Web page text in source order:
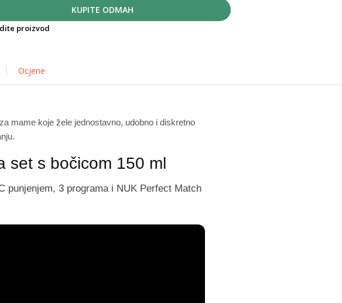
KUPITE ODMAH
proizvod
Ocjene
mame koje žele jednostavno, udobno i diskretno
set s bočicom 150 ml
punjenjem, 3 programa i NUK Perfect Match